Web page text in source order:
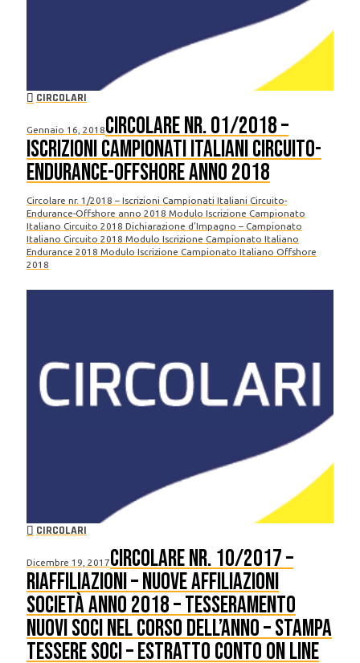
CIRCOLARI
Gennaio 16, 2018Circolare nr. 01/2018 –
Iscrizioni Campionati Italiani Circuito-
Endurance-Offshore anno 2018
Circolare nr. 1/2018 – Iscrizioni Campionati Italiani Circuito-
Endurance-Offshore anno 2018 Modulo Iscrizione Campionato
Italiano Circuito 2018 Dichiarazione d’Impagno – Campionato
Italiano Circuito 2018 Modulo Iscrizione Campionato Italiano
Endurance 2018 Modulo Iscrizione Campionato Italiano Offshore
2018
CIRCOLARI
Dicembre 19, 2017Circolare nr. 10/2017 –
Riaffiliazioni – Nuove Affiliazioni
Società anno 2018 – Tesseramento
nuovi Soci nel corso dell’anno – Stampa
Tessere Soci – Estratto conto on line